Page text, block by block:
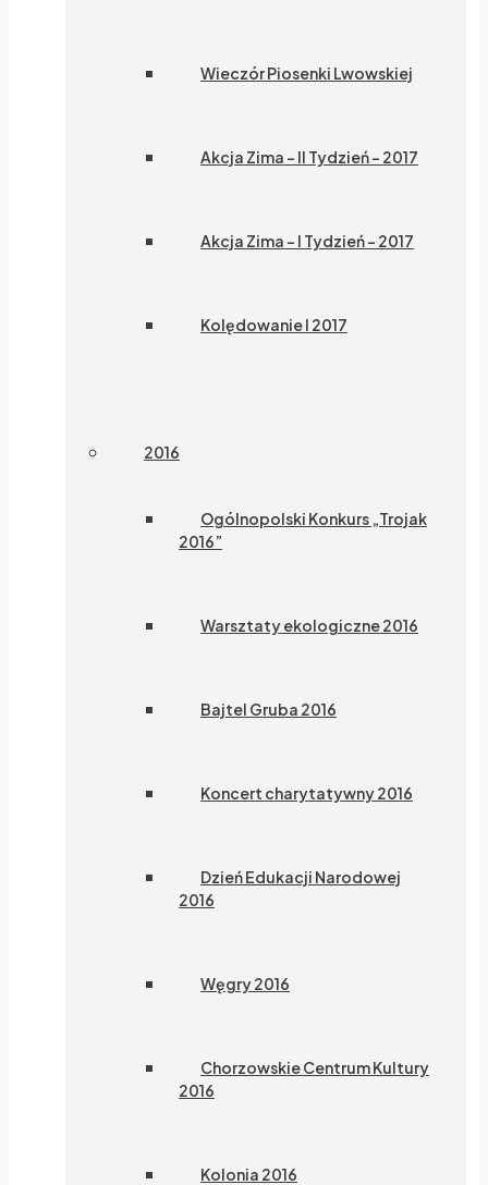
Wieczór Piosenki Lwowskiej
Akcja Zima – II Tydzień – 2017
Akcja Zima – I Tydzień – 2017
Kolędowanie I 2017
2016
Ogólnopolski Konkurs „Trojak
2016”
Warsztaty ekologiczne 2016
Bajtel Gruba 2016
Koncert charytatywny 2016
Dzień Edukacji Narodowej
2016
Węgry 2016
Chorzowskie Centrum Kultury
2016
Kolonia 2016